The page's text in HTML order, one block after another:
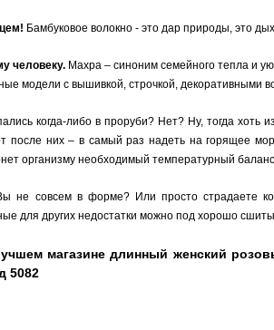
Бамбуковое волокно - это дар природы, это
человеку. Махра – синоним семейного тепла и
модели с вышивкой, строчкой, декоративными
когда-либо в проруби? Нет? Ну, тогда хоть
после них – в самый раз надеть на горящее
организму необходимый температурный
не совсем в форме? Или просто страдаете
для других недостатки можно под хорошо
магазине длинный женский
5082